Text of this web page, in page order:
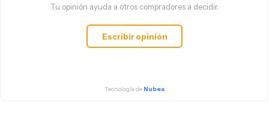
Tu opinión ayuda a otros compradores a decidir.
Escribir opinión
Tecnología de Nubea